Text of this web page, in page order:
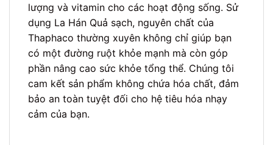
lượng và vitamin cho các hoạt động sống. Sử
dụng La Hán Quả sạch, nguyên chất của
Thaphaco thường xuyên không chỉ giúp bạn
có một đường ruột khỏe mạnh mà còn góp
phần nâng cao sức khỏe tổng thể. Chúng tôi
cam kết sản phẩm không chứa hóa chất, đảm
bảo an toàn tuyệt đối cho hệ tiêu hóa nhạy
cảm của bạn.